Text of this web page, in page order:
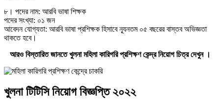
৮। পদের নাম: আরবি ভাষা শিক্ষক
পদের সংখ্যা: ০১ জন
আবেদন যোগ্যতা: আরবি ভাষা প্রশিক্ষক হিসাবে ন্যূনতম ০৫ বছরের বাস্তব অভিজ্ঞতা
থাকতে হবে।
আরও বিস্তারিত জানতে খুলনা মহিলা কারিগরি প্রশিক্ষণ কেন্দ্র নিয়োগ চিত্র দেখুন ।
খুলনা টিটিসি নিয়োগ বিজ্ঞপ্তি ২০২২